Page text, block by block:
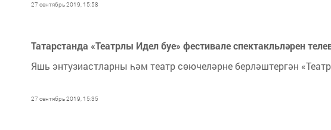
27 сентябрь 2019, 15:58
Татарстанда «Театрлы Идел буе» фестивале спектакльләрен
Яшь энтузиастларны һәм театр сөючеләрне берләштергән
27 сентябрь 2019, 15:35